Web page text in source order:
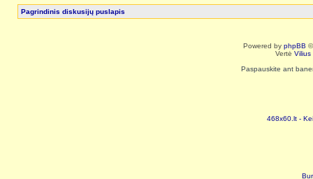
Pagrindinis diskusijų puslapis
Powered by phpBB
Vertė Vilius
Paspauskite ant
468x60.lt -